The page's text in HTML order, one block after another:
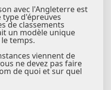
avec l'Angleterre est
type d'épreuves
de classements
un modèle unique
temps.
viennent de
ne devez pas faire
de quoi et sur quel